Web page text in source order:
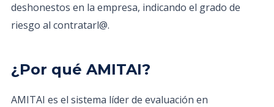
deshonestos en la empresa, indicando el grado de
riesgo al contratarl@.
¿Por qué AMITAI?
AMITAI es el sistema líder de evaluación en